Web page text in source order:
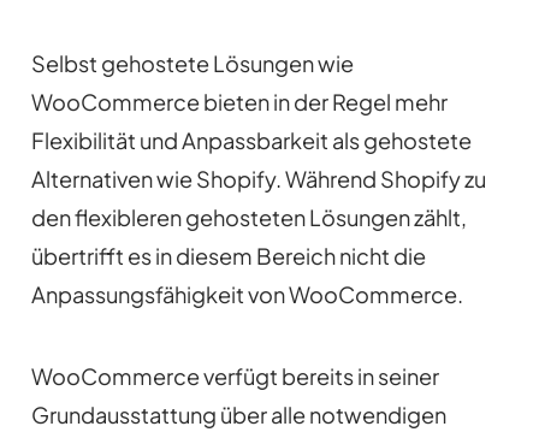
Selbst gehostete Lösungen wie
WooCommerce bieten in der Regel mehr
Flexibilität und Anpassbarkeit als gehostete
Alternativen wie Shopify. Während Shopify zu
den flexibleren gehosteten Lösungen zählt,
übertrifft es in diesem Bereich nicht die
Anpassungsfähigkeit von WooCommerce.
WooCommerce verfügt bereits in seiner
Grundausstattung über alle notwendigen